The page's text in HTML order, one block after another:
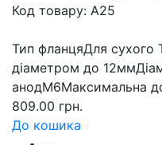
Код товару: A25
Тип фланцяДля
діаметром до
анодM6Максимальна
809.00 грн.
До кошика